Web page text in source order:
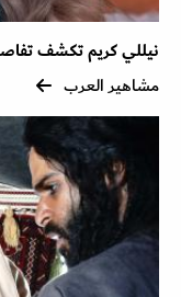
نيللي كريم تكشف
مشاهير العرب